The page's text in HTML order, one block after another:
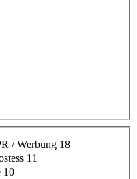
/ Werbung 18
11
10